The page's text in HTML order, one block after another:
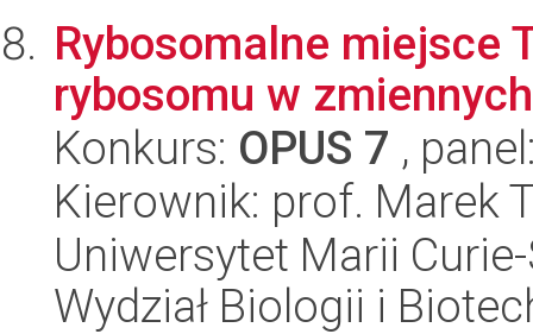
Rybosomalne miejsce
rybosomu w
Konkurs: OPUS 7 ,
Kierownik: prof. Marek
Uniwersytet Marii
Wydział Biologii i